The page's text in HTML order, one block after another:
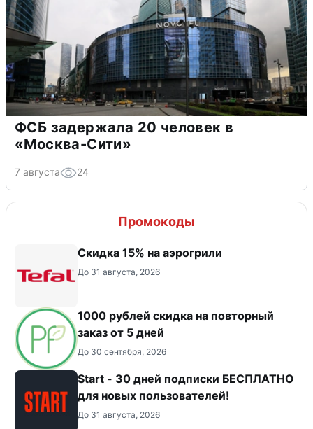
ФСБ задержала 20 человек в
«Москва-Сити»
7 августа 24
Промокоды
Скидка 15% на аэрогрили
До 31 августа, 2026
1000 рублей скидка на повторный
заказ от 5 дней
До 30 сентября, 2026
Start - 30 дней подписки БЕСПЛАТНО
для новых пользователей!
До 31 августа, 2026